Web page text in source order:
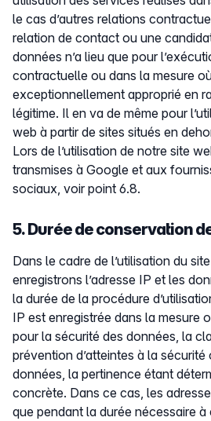
le cas d’autres relations
relation de contact ou une
données n’a lieu que pour
contractuelle ou dans la mesure
exceptionnellement approprié en
légitime. Il en va de même pour
web à partir de sites situés en
Lors de l’utilisation de notre site
transmises à Google et aux
sociaux, voir point 6.8.
5. Durée de conservation
Dans le cadre de l’utilisation du
enregistrons l’adresse IP et les
la durée de la procédure
IP est enregistrée dans la mesure
pour la sécurité des données, la
prévention d’atteintes à la
données, la pertinence étant
concrète. Dans ce cas, les
que pendant la durée nécessaire